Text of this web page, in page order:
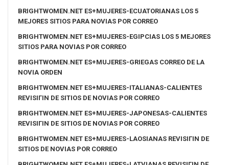
BRIGHTWOMEN.NET ES+MUJERES-ECUATORIANAS LOS 5
MEJORES SITIOS PARA NOVIAS POR CORREO
BRIGHTWOMEN.NET ES+MUJERES-EGIPCIAS LOS 5 MEJORES
SITIOS PARA NOVIAS POR CORREO
BRIGHTWOMEN.NET ES+MUJERES-GRIEGAS CORREO DE LA
NOVIA ORDEN
BRIGHTWOMEN.NET ES+MUJERES-ITALIANAS-CALIENTES
REVISIГІN DE SITIOS DE NOVIAS POR CORREO
BRIGHTWOMEN.NET ES+MUJERES-JAPONESAS-CALIENTES
REVISIГІN DE SITIOS DE NOVIAS POR CORREO
BRIGHTWOMEN.NET ES+MUJERES-LAOSIANAS REVISIГІN DE
SITIOS DE NOVIAS POR CORREO